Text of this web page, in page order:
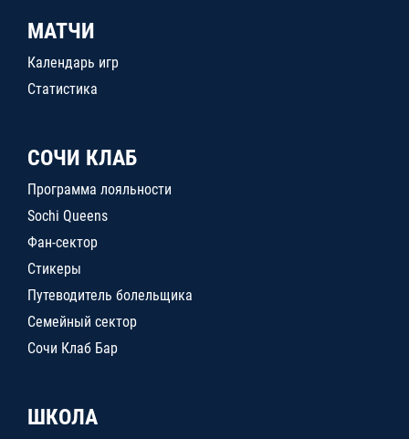
МАТЧИ
Календарь игр
Статистика
СОЧИ КЛАБ
Программа лояльности
Sochi Queens
Фан-сектор
Стикеры
Путеводитель болельщика
Семейный сектор
Сочи Клаб Бар
ШКОЛА